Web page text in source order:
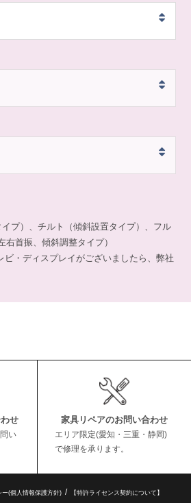
プ）、チルト（傾斜設置タイプ）、フル
右首振、傾斜調整タイプ）
・ディスプレイがございましたら、弊社
せ
い
家具リペアのお問い合わせ
エリア限定(愛知・三重・静岡)
で修理を承ります。
(個人情報保護方針) 【特許ライセンス契約について】